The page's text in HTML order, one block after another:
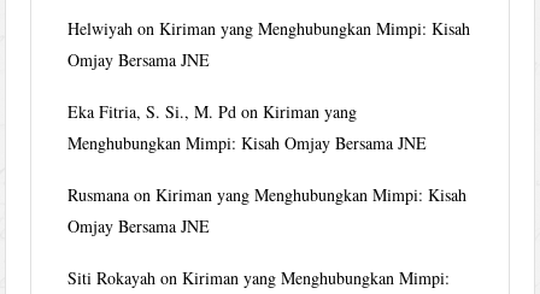
Helwiyah onKiriman yang Menghubungkan Mimpi: Kisah
Omjay Bersama JNE
Eka Fitria, S. Si., M. Pd onKiriman yang
Menghubungkan Mimpi: Kisah Omjay Bersama JNE
Rusmana onKiriman yang Menghubungkan Mimpi: Kisah
Omjay Bersama JNE
Siti Rokayah onKiriman yang Menghubungkan Mimpi: